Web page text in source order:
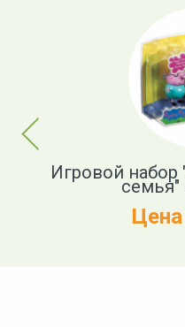
Previous
Игровой набор
семья"